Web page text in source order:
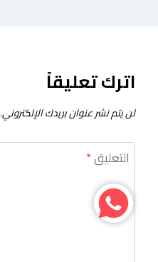
اترك تعليقاً
لن يتم نشر عنوان بريدك الإلكتروني.
التعليق*